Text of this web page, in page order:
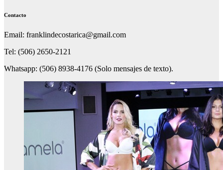
Contacto
Email: franklindecostarica@gmail.com
Tel: (506) 2650-2121
Whatsapp: (506) 8938-4176 (Solo mensajes de texto).